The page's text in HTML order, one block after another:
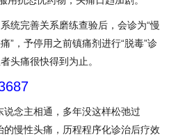
统完善关系磨练查验后，会诊为“慢
”，予停用之前镇痛剂进行“脱毒”诊
头痛很快得到为止。
念主相通，多年没这样松弛过
的慢性头痛，历程程序化诊治后疗效